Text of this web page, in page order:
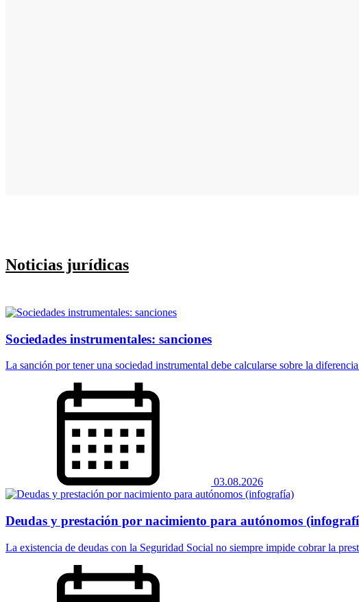
Noticias jurídicas
Sociedades instrumentales: sanciones
La sanción por tener una sociedad instrumental debe calcularse sobre la
03.08.2026
Deudas y prestación por nacimiento para autónomos
La existencia de deudas con la Seguridad Social no siempre impide cobrar la